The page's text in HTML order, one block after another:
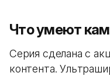
Что умеют
Серия сделана с
контента.